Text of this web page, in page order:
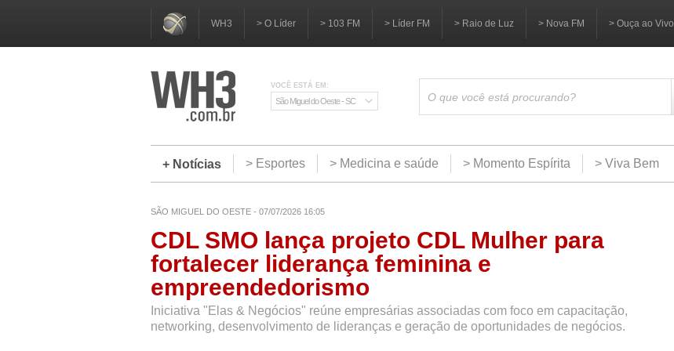
WH3 > O Líder > 103 FM > Líder FM > Raio de Luz > Nova FM > Ouça ao Vivo
VOCÊ ESTÁ EM:
São Miguel do Oeste - SC
+ Notícias
> Esportes > Medicina e saúde > Momento Espírita > Viva Bem
SÃO MIGUEL DO OESTE - 07/07/2026 16:05
CDL SMO lança projeto CDL Mulher para
fortalecer liderança feminina e
empreendedorismo
Iniciativa "Elas & Negócios" reúne empresárias associadas com foco em capacitação,
networking, desenvolvimento de lideranças e geração de oportunidades de negócios.